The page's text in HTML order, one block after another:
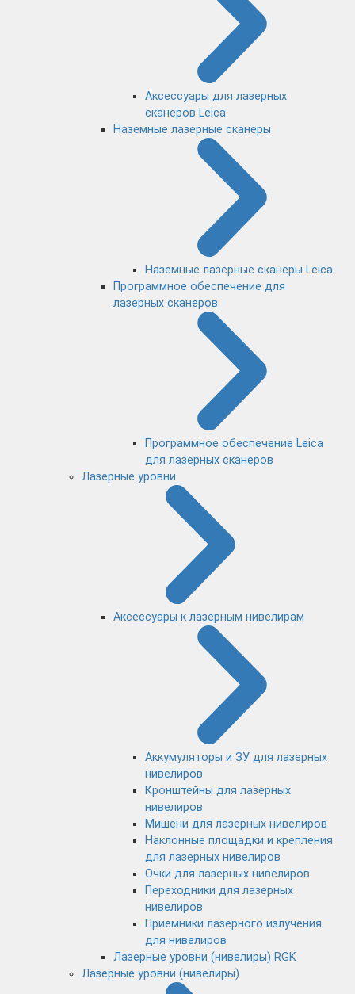
Аксессуары для лазерных
сканеров Leica
Наземные лазерные сканеры
Наземные лазерные сканеры Leica
Программное обеспечение для
лазерных сканеров
Программное обеспечение Leica
для лазерных сканеров
Лазерные уровни
Аксессуары к лазерным нивелирам
Аккумуляторы и ЗУ для лазерных
нивелиров
Кронштейны для лазерных
нивелиров
Мишени для лазерных нивелиров
Наклонные площадки и крепления
для лазерных нивелиров
Очки для лазерных нивелиров
Переходники для лазерных
нивелиров
Приемники лазерного излучения
для нивелиров
Лазерные уровни (нивелиры) RGK
Лазерные уровни (нивелиры)